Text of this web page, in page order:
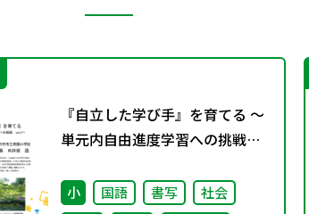
『自立した学び手』を育てる ～
単元内自由進度学習への挑戦
小 国語 書写
社会